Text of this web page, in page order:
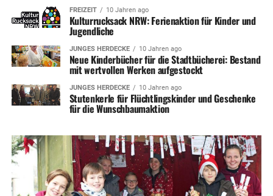
FREIZEIT 10 Jahren ago
Kulturrucksack NRW: Ferienaktion für Kinder und
Jugendliche
JUNGES HERDECKE 10 Jahren ago
Neue Kinderbücher für die Stadtbücherei: Bestand
mit wertvollen Werken aufgestockt
JUNGES HERDECKE 10 Jahren ago
Stutenkerle für Flüchtlingskinder und Geschenke
für die Wunschbaumaktion